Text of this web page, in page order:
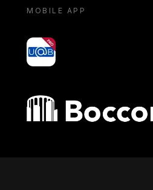
MOBILE APP
yoU@B
Bocconi shop